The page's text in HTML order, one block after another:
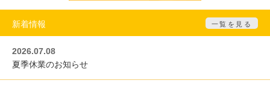
新着情報 一覧を見る
2026.07.08
夏季休業のお知らせ